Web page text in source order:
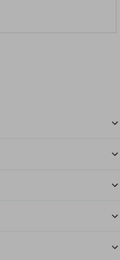
en journée et la nuit, sans